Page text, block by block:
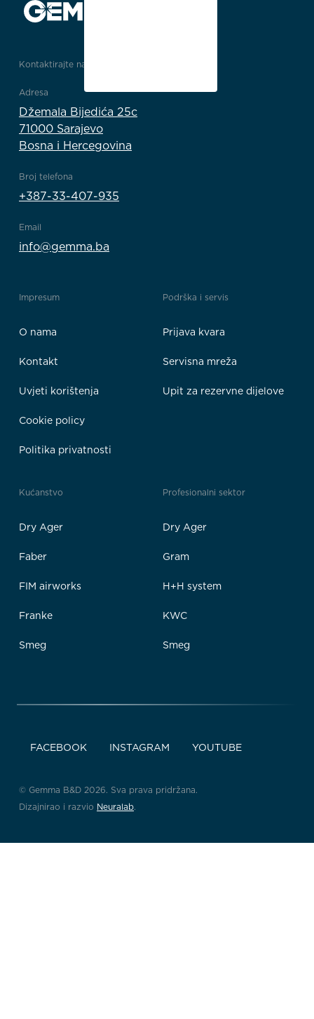
Kontaktirajte nas
Adresa
Džemala Bijedića 25c
71000 Sarajevo
Bosna i Hercegovina
Broj telefona
+387-33-407-935
Email
info@gemma.ba
Impresum
O nama
Kontakt
Uvjeti korištenja
Cookie policy
Politika privatnosti
Podrška i servis
Prijava kvara
Servisna mreža
Upit za rezervne dijelove
Kućanstvo
Dry Ager
Faber
FIM airworks
Franke
Smeg
Profesionalni sektor
Dry Ager
Gram
H+H system
KWC
Smeg
FACEBOOK INSTAGRAM YOUTUBE
© Gemma B&D 2026. Sva prava pridržana.
Dizajnirao i razvio Neuralab.